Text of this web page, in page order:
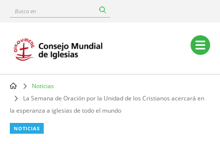
content
Busca
Main
navigation
Breadcrumb
Noticias
La Semana de Oración por la Unidad de los Cristianos acercará en
la esperanza a iglesias de todo el mundo
NOTICIAS